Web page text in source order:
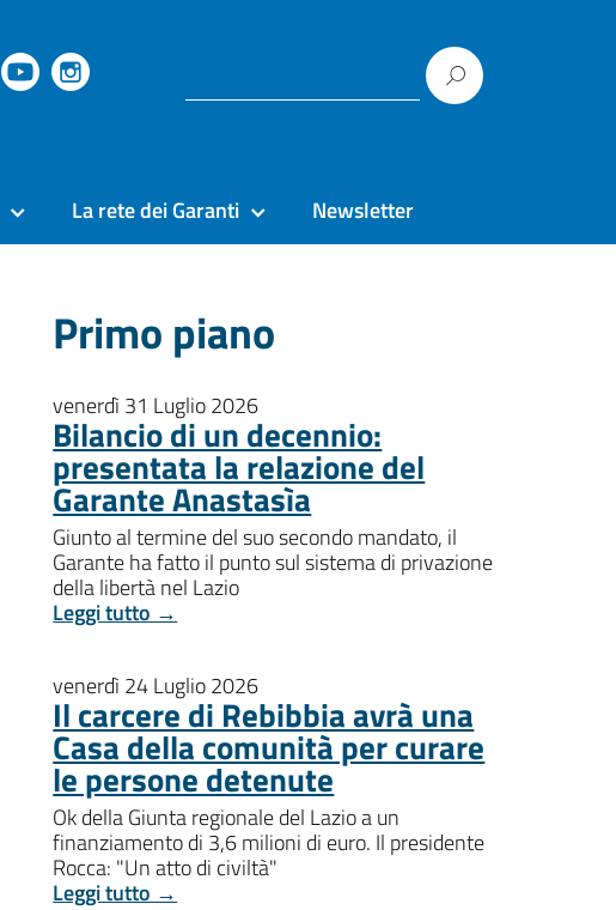
La rete dei Garanti Newsletter
Primo piano
venerdì 31 Luglio 2026
Bilancio di un decennio:
presentata la relazione del
Garante Anastasìa
Giunto al termine del suo secondo mandato, il
Garante ha fatto il punto sul sistema di privazione
della libertà nel Lazio
Leggi tutto →
venerdì 24 Luglio 2026
Il carcere di Rebibbia avrà una
Casa della comunità per curare
le persone detenute
Ok della Giunta regionale del Lazio a un
finanziamento di 3,6 milioni di euro. Il presidente
Rocca: "Un atto di civiltà"
Leggi tutto →